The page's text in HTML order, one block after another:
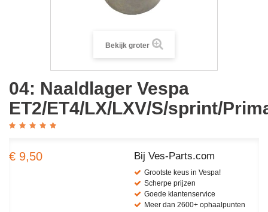
Bekijk groter
04: Naaldlager Vespa
ET2/ET4/LX/LXV/S/sprint/
€ 9,50 Bij Ves-Parts.com
Grootste keus in Vespa!
Scherpe prijzen
Goede klantenservice
Meer dan 2600+ ophaalpunten